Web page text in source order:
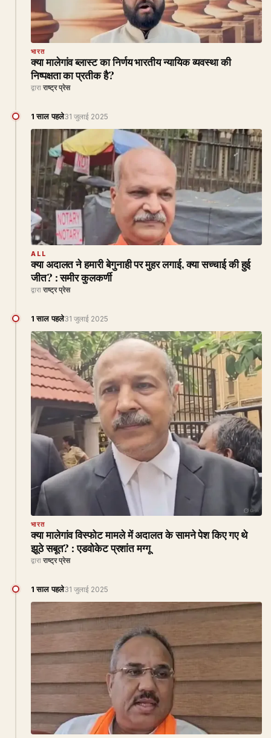
भारत
क्या मालेगांव ब्लास्ट का निर्णय भारतीय न्यायिक व्यवस्था की
निष्पक्षता का प्रतीक है?
द्वारा राष्ट्र प्रेस
1 साल पहले31 जुलाई 2025
ALL
क्या अदालत ने हमारी बेगुनाही पर मुहर लगाई, क्या सच्चाई की हुई
जीत? : समीर कुलकर्णी
द्वारा राष्ट्र प्रेस
1 साल पहले31 जुलाई 2025
भारत
क्या मालेगांव विस्फोट मामले में अदालत के सामने पेश किए गए थे
झूठे सबूत? : एडवोकेट प्रशांत मग्गू
द्वारा राष्ट्र प्रेस
1 साल पहले31 जुलाई 2025